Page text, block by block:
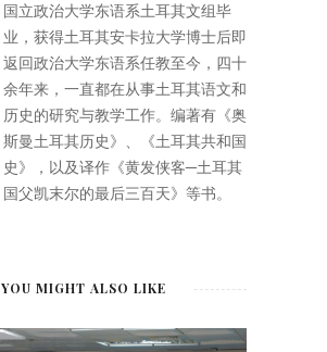
国立政治大学东语系土耳其文组毕
业，获得土耳其安卡拉大学博士后即
返回政治大学东语系任教至今，四十
余年来，一直都在从事土耳其语文和
历史的研究与教学工作。编著有《奥
斯曼土耳其历史》、《土耳其共和国
史》，以及译作《黄发侠客─土耳其
国父凯末尔的最后三百天》等书。
YOU MIGHT ALSO LIKE